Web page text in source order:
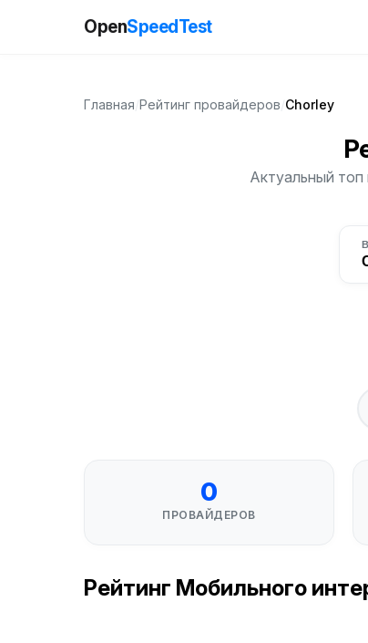
OpenSpeedTest
Главная Рейтинг провайдеров Chorley
Актуальный топ
0
ПРОВАЙДЕРОВ
Рейтинг Мобильного